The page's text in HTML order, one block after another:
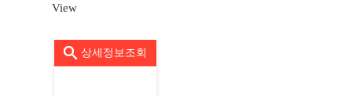
View
상세정보조회